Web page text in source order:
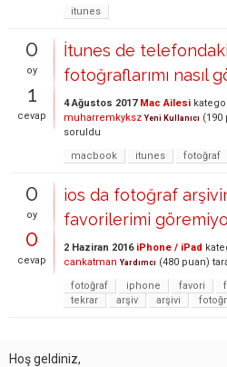
itunes
0
oy
1
cevap
İtunes de telefondaki
fotoğraflarımı nasıl
4 Ağustos 2017 Mac Ailesi
muharremkyksz Yeni Kullanıcı (190
soruldu
macbook
itunes fotoğraf
0
oy
0
cevap
ios da fotoğraf
favorilerimi
2 Haziran 2016 iPhone / iPad
cankatman Yardımcı (480 puan)
fotoğraf
iphone favori
tekrar
arşiv arşivi
Hoş geldiniz,